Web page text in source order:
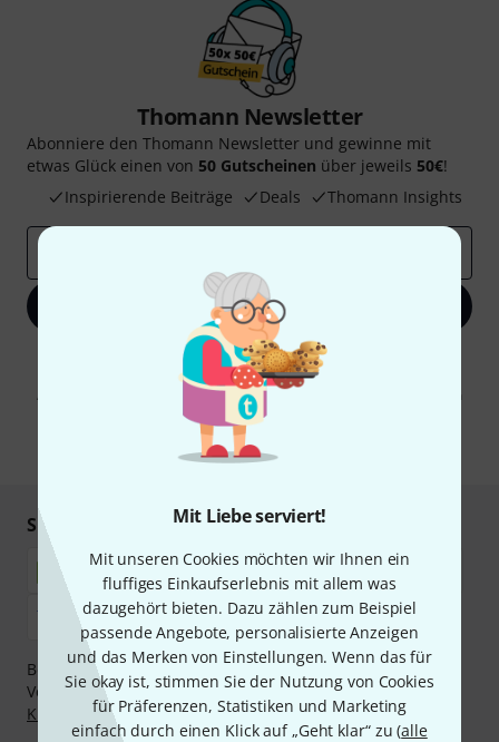
Mit Liebe serviert!
Mit unseren Cookies möchten wir Ihnen ein
fluffiges Einkaufserlebnis mit allem was
dazugehört bieten. Dazu zählen zum Beispiel
passende Angebote, personalisierte Anzeigen
und das Merken von Einstellungen. Wenn das für
Sie okay ist, stimmen Sie der Nutzung von Cookies
für Präferenzen, Statistiken und Marketing
einfach durch einen Klick auf „Geht klar“ zu (alle
Thomann Newsletter
Abonniere den Thomann Newsletter und gewinne mit
etwas Glück einen von 50 Gutscheinen über jeweils 50€!
Inspirierende Beiträge
Deals Thomann Insights
Jetzt anmelden
Mit Klick auf „Jetzt anmelden“ stimmen Sie dem Erhalt von E-Mail-
Werbung und einer Messung des E-Mail-Nutzungsverhaltens zu. Die
Abmeldung ist jederzeit möglich. Weitere Informationen finden Sie in
unseren
Datenschutzhinweisen
* Pflichtfeld
Sicher einkaufen & bezahlen
Bezahlen Sie vertraulich und sicher per Nachnahme,
Vorkasse, PayPal, Amazon Pay,Klarna Sofort bezahlen,
Klarna Ratenzahlungoder Kreditkarte.